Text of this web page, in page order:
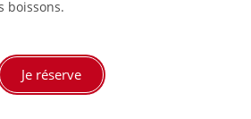
boissons.
Je réserve